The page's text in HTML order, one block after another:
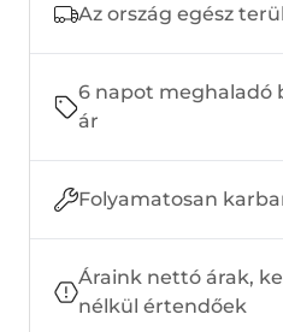
Az ország egész
6 napot meghaladó
ár
Folyamatosan
Áraink nettó árak,
nélkül értendőek